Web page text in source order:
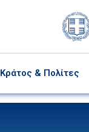
Κράτος & Πολίτες